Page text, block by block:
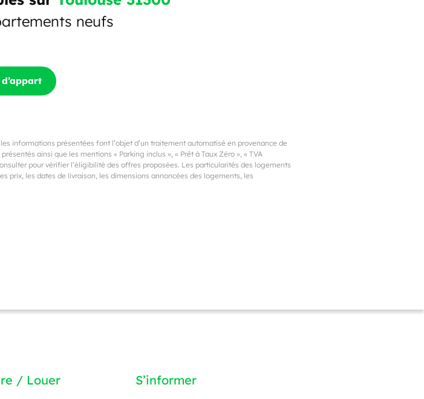
neufs
informations présentées font l’objet d’un traitement automatisé en provenance de
ainsi que les mentions « Parking inclus », « Prêt à Taux Zéro », « TVA
pour vérifier l’éligibilité des offres proposées. Les particularités des logements
prix, les dates de livraison, les dimensions annoncées des logements, les
/ Louer S’informer